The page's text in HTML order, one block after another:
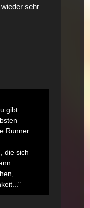
sehr
gibt
Runner
die sich